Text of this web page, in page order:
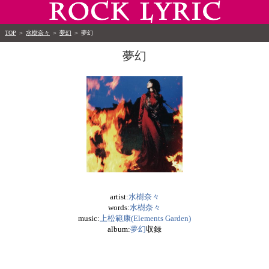
TOP ＞ 水樹奈々 ＞ 夢幻 ＞ 夢幻
夢幻
artist:水樹奈々
words:水樹奈々
music:上松範康(Elements Garden)
album:夢幻収録